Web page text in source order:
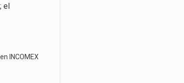
el
INCOMEX